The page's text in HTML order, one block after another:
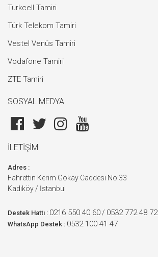
Turkcell Tamiri
Türk Telekom Tamiri
Vestel Venüs Tamiri
Vodafone Tamiri
ZTE Tamiri
SOSYAL MEDYA
İLETİŞİM
Adres :
Fahrettin Kerim Gökay Caddesi No:33
Kadıköy / İstanbul
Destek Hattı : 0216 550 40 60 / 0532 772 48 72
WhatsApp Destek : 0532 100 41 47